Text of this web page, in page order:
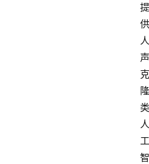
提
供
人
声
克
隆
类
人
工
智